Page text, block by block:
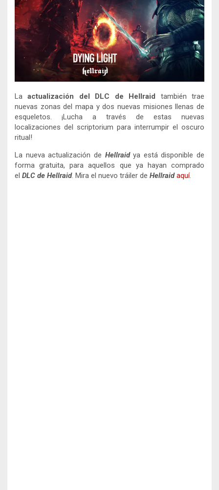
Laactualización del DLC de Hellraid también trae
nuevas zonas del mapa y dos nuevas misiones llenas de
esqueletos. ¡Lucha a través de estas nuevas
localizaciones del scriptorium para interrumpir el oscuro
ritual!
La nueva actualización de Hellraidya está disponible de
forma gratuita, para aquellos que ya hayan comprado
el DLC de Hellraid. Mira el nuevo tráiler de Hellraidaquí.